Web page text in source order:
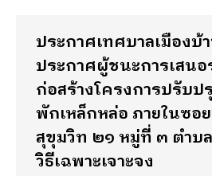
ประกาศเทศบาลเมืองบ้
ประกาศผู้ชนะการเสนอ
ก่อสร้างโครงการปรับป
พักเหล็กหล่อ ภายในซอ
สุขุมวิท ๒๑ หมู่ที่ ๓ ตำบ
วิธีเฉพาะเจาะจง